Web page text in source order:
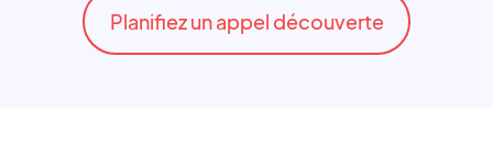
Planifiez un appel découverte